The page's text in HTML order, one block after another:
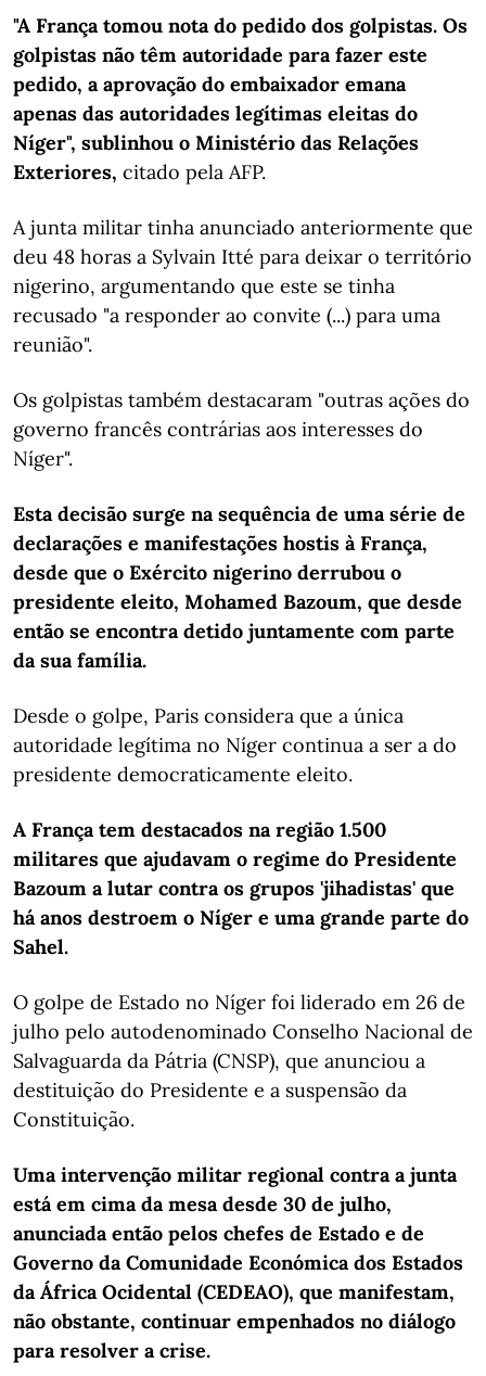
"A França tomou nota do pedido dos golpistas. Os
golpistas não têm autoridade para fazer este
pedido, a aprovação do embaixador emana
apenas das autoridades legítimas eleitas do
Níger", sublinhou o Ministério das Relações
Exteriores, citado pela AFP.
A junta militar tinha anunciado anteriormente que
deu 48 horas a Sylvain Itté para deixar o território
nigerino, argumentando que este se tinha
recusado "a responder ao convite (...) para uma
reunião".
Os golpistas também destacaram "outras ações do
governo francês contrárias aos interesses do
Níger".
Esta decisão surge na sequência de uma série de
declarações e manifestações hostis à França,
desde que o Exército nigerino derrubou o
presidente eleito, Mohamed Bazoum, que desde
então se encontra detido juntamente com parte
da sua família.
Desde o golpe, Paris considera que a única
autoridade legítima no Níger continua a ser a do
presidente democraticamente eleito.
A França tem destacados na região 1.500
militares que ajudavam o regime do Presidente
Bazoum a lutar contra os grupos 'jihadistas' que
há anos destroem o Níger e uma grande parte do
Sahel.
O golpe de Estado no Níger foi liderado em 26 de
julho pelo autodenominado Conselho Nacional de
Salvaguarda da Pátria (CNSP), que anunciou a
destituição do Presidente e a suspensão da
Constituição.
Uma intervenção militar regional contra a junta
está em cima da mesa desde 30 de julho,
anunciada então pelos chefes de Estado e de
Governo da Comunidade Económica dos Estados
da África Ocidental (CEDEAO), que manifestam,
não obstante, continuar empenhados no diálogo
para resolver a crise.